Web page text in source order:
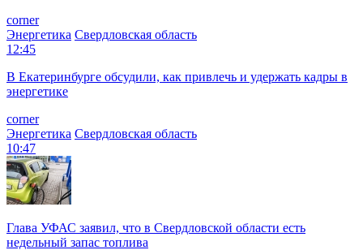
corner
Энергетика Свердловская область
12:45
В Екатеринбурге обсудили, как привлечь и удержать кадры в
энергетике
corner
Энергетика Свердловская область
10:47
Глава УФАС заявил, что в Свердловской области есть
недельный запас топлива